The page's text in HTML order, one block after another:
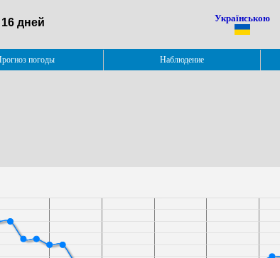
дней Українською
погоды Наблюдение